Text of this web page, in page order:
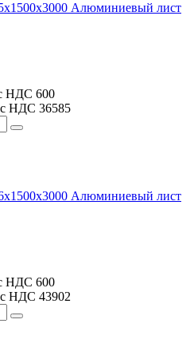
Алюминиевый лист
с НДС 600
с НДС 36585
Алюминиевый лист
с НДС 600
с НДС 43902